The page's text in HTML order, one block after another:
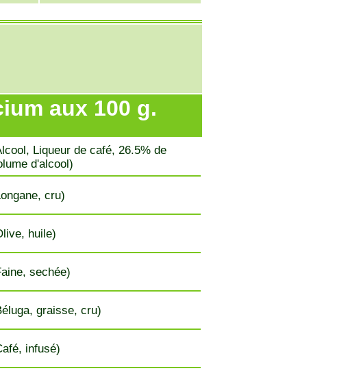
aux 100 g.
Liqueur de café, 26.5% de
d'alcool)
cru)
huile)
sechée)
graisse, cru)
infusé)